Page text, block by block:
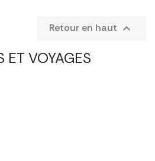
ET VOYAGES
Retour en haut 